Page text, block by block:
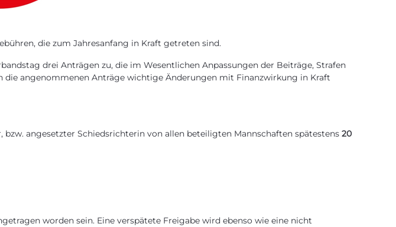
die zum Jahresanfang in Kraft getreten sind.
drei Anträgen zu, die im Wesentlichen Anpassungen der Beiträge, Strafen
die angenommenen Anträge wichtige Änderungen mit Finanzwirkung in Kraft
angesetzter Schiedsrichterin von allen beteiligten Mannschaften spätestens 20
worden sein. Eine verspätete Freigabe wird ebenso wie eine nicht